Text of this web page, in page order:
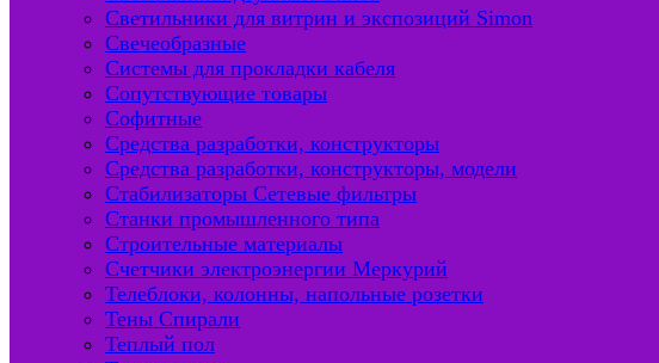
Светильники для витрин и экспозиций Simon
Свечеобразные
Системы для прокладки кабеля
Сопутствующие товары
Софитные
Средства разработки, конструкторы
Средства разработки, конструкторы, модели
Стабилизаторы Сетевые фильтры
Станки промышленного типа
Строительные материалы
Счетчики электроэнергии Меркурий
Телеблоки, колонны, напольные розетки
Тены Спирали
Теплый пол